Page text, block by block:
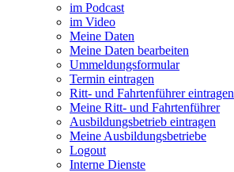
im Podcast
im Video
Meine Daten
Meine Daten bearbeiten
Ummeldungsformular
Termin eintragen
Ritt- und Fahrtenführer eintragen
Meine Ritt- und Fahrtenführer
Ausbildungsbetrieb eintragen
Meine Ausbildungsbetriebe
Logout
Interne Dienste